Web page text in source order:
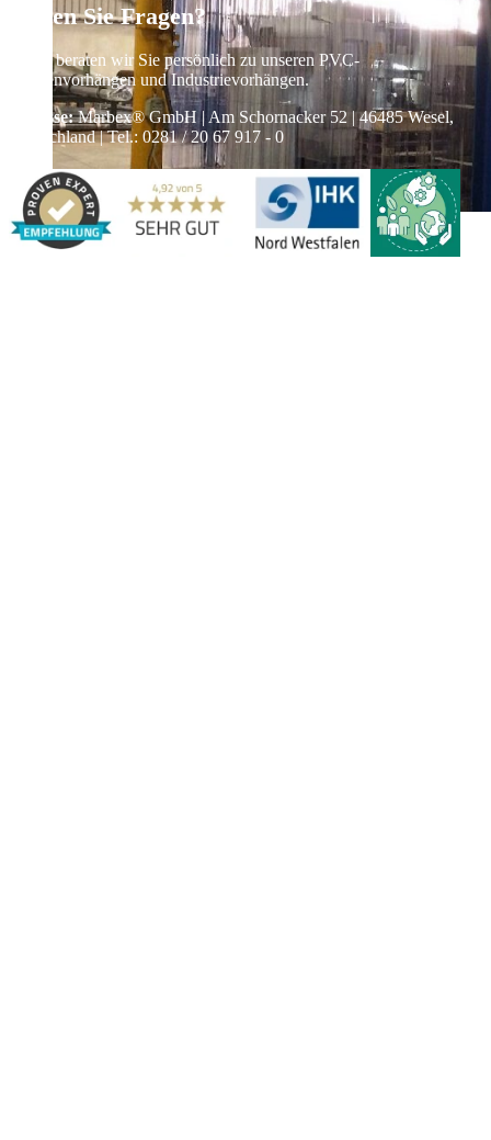
Haben Sie Fragen?
Gerne beraten wir Sie persönlich zu unseren PVC-
Streifenvorhängen und Industrievorhängen.
Adresse:Marbex® GmbH | Am Schornacker 52 | 46485 Wesel,
Deutschland | Tel.: 0281 / 20 67 917 - 0